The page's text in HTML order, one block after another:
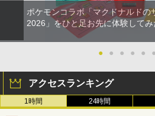
ポケモンコラボ「マクドナルドの
2026」をひと足お先に体験してみ
● ● ● ● ● ●
アクセスランキング
1時間 24時間